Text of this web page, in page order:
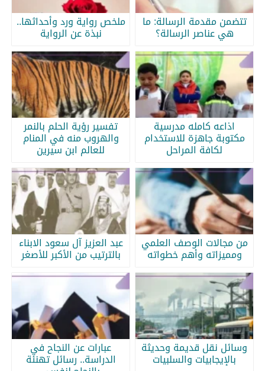
تتضمن مقدمة الرسالة: ما
هي عناصر الرسالة؟
ملخص رواية ورد وأحداثها..
نبذة عن الرواية
اذاعه كامله مدرسية
مكتوبة جاهزة للاستخدام
لكافة المراحل
تفسير رؤية الحلم بالنمر
والهروب منه في المنام
للعالم ابن سيرين
من مجالات الوصف العلمي
ومميزاته وأهم خطواته
عبد العزيز آل سعود الابناء
بالترتيب من الأكبر للأصغر
وسائل نقل قديمة وحديثة
بالإيجابيات والسلبيات
عبارات عن النجاح في
الدراسة.. رسائل تهنئة